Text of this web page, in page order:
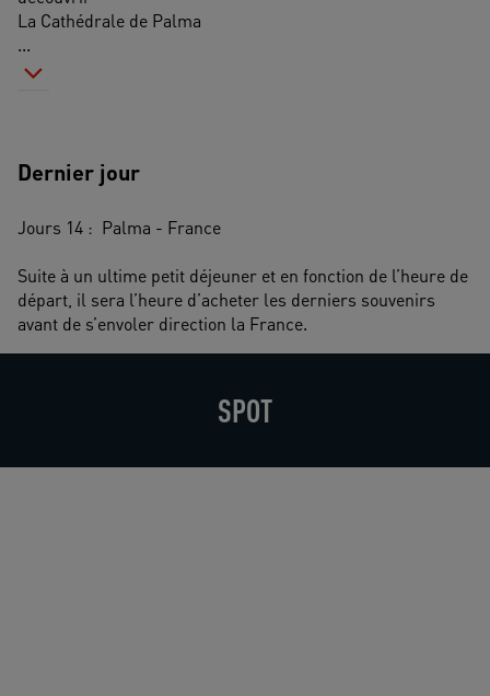
La Cathédrale de Palma
...
Dernier jour
Jours 14 :  Palma - France
Suite à un ultime petit déjeuner et en fonction de l’heure de
départ, il sera l’heure d’acheter les derniers souvenirs
avant de s’envoler direction la France.
SPOT